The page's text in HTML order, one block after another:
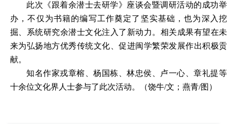
此次《跟着余潜士去研学》座谈会暨调研活动的成功举
办，不仅为书籍的编写工作奠定了坚实基础，也为深入挖
掘、系统研究余潜士文化注入了新动力。相关成果有望在未
来为弘扬地方优秀传统文化、促进闽学繁荣发展作出积极贡
献。
知名作家戎章榕、杨国栋、林忠侯、卢一心、章礼提等
十余位文化界人士参与了此次活动。
（饶牛/文；燕青/图 ）